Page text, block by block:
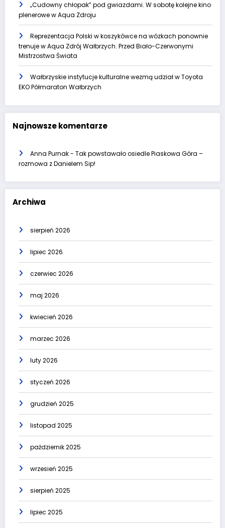
„Cudowny chłopak” pod gwiazdami. W sobotę kolejne kino
plenerowe w Aqua Zdroju
Reprezentacja Polski w koszykówce na wózkach ponownie
trenuje w Aqua Zdrój Wałbrzych. Przed Biało-Czerwonymi
Mistrzostwa Świata
Wałbrzyskie instytucje kulturalne wezmą udział w Toyota
EKO Półmaraton Wałbrzych
Najnowsze komentarze
Anna Purnak- Tak powstawało osiedle Piaskowa Góra –
rozmowa z Danielem Sip!
Archiwa
sierpień 2026
lipiec 2026
czerwiec 2026
maj 2026
kwiecień 2026
marzec 2026
luty 2026
styczeń 2026
grudzień 2025
listopad 2025
październik 2025
wrzesień 2025
sierpień 2025
lipiec 2025